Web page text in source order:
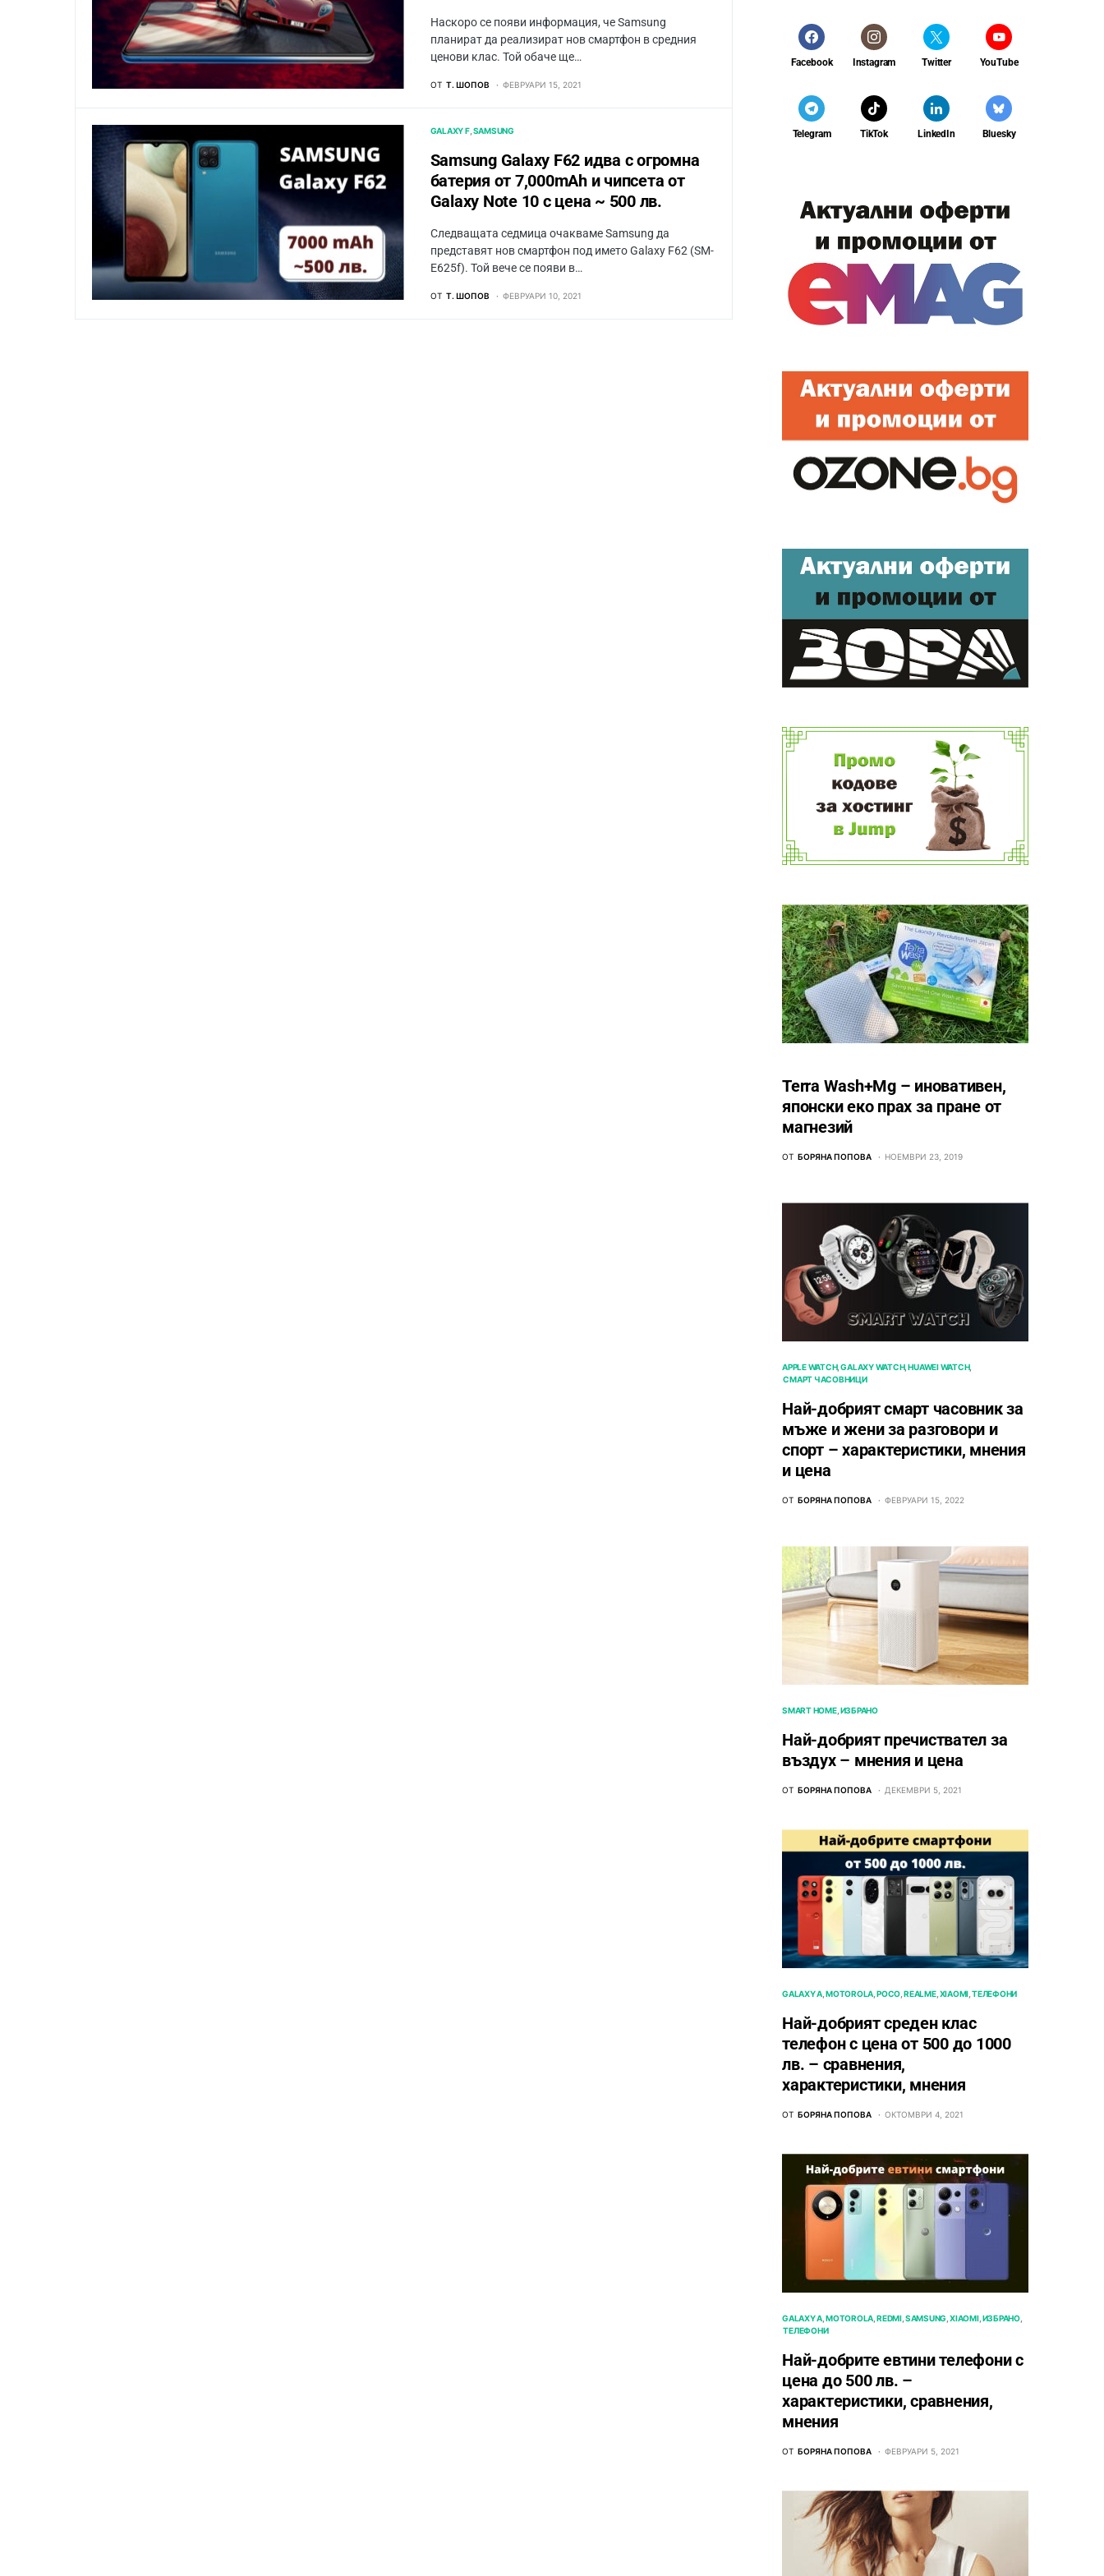
Наскоро се появи информация, че Samsung
планират да реализират нов смартфон в средния
ценови клас. Той обаче ще…
ОТ Т. ШОПОВ ФЕВРУАРИ 15, 2021
GALAXY F SAMSUNG
Samsung Galaxy F62 идва с огромна
батерия от 7,000mAh и чипсета от
Galaxy Note 10 с цена ~ 500 лв.
Следващата седмица очакваме Samsung да
представят нов смартфон под името Galaxy F62 (SM-
E625f). Той вече се появи в…
ОТ Т. ШОПОВ ФЕВРУАРИ 10, 2021
Facebook Instagram Twitter YouTube
Telegram TikTok LinkedIn Bluesky
Terra Wash+Mg – иновативен,
японски еко прах за пране от
магнезий
ОТ БОРЯНА ПОПОВА НОЕМВРИ 23, 2019
APPLE WATCH GALAXY WATCH HUAWEI WATCH
СМАРТ ЧАСОВНИЦИ
Най-добрият смарт часовник за
мъже и жени за разговори и
спорт – характеристики, мнения
и цена
ОТ БОРЯНА ПОПОВА ФЕВРУАРИ 15, 2022
SMART HOME ИЗБРАНО
Най-добрият пречиствател за
въздух – мнения и цена
ОТ БОРЯНА ПОПОВА ДЕКЕМВРИ 5, 2021
GALAXY A MOTOROLA POCO REALME XIAOMI ТЕЛЕФОНИ
Най-добрият среден клас
телефон с цена от 500 до 1000
лв. – сравнения,
характеристики, мнения
ОТ БОРЯНА ПОПОВА ОКТОМВРИ 4, 2021
GALAXY A MOTOROLA REDMI SAMSUNG XIAOMI ИЗБРАНО
ТЕЛЕФОНИ
Най-добрите евтини телефони с
ценa до 500 лв. –
характeристики, сравнения,
мнения
ОТ БОРЯНА ПОПОВА ФЕВРУАРИ 5, 2021